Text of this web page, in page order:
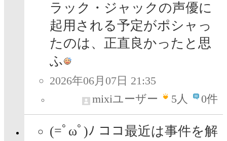
ラック・ジャックの声優に
起用される予定がポシャっ
たのは、正直良かったと思
ふ
2026年06月07日 21:35
mixiユーザー
5人 0件
(=ﾟωﾟ)ﾉ ココ最近は事件を解